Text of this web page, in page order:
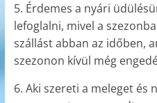
5. Érdemes a nyári
lefoglalni, mivel a
szállást abban az időben,
szezonon kívül még
6. Aki szereti a meleget és